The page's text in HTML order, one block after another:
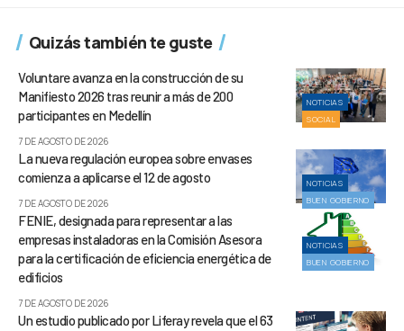
Quizás también te guste
NOTICIAS
SOCIAL
Voluntare avanza en la construcción de su
Manifiesto 2026 tras reunir a más de 200
participantes en Medellín
7 DE AGOSTO DE 2026
NOTICIAS
BUEN GOBIERNO
La nueva regulación europea sobre envases
comienza a aplicarse el 12 de agosto
7 DE AGOSTO DE 2026
NOTICIAS
BUEN GOBIERNO
FENIE, designada para representar a las
empresas instaladoras en la Comisión Asesora
para la certificación de eficiencia energética de
edificios
7 DE AGOSTO DE 2026
Un estudio publicado por Liferay revela que el 63